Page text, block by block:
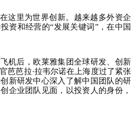
这里为世界创新。越来越多外资企
资和经营的“发展关键词”，在中国
机后，欧莱雅集团全球研发、创新
芭芭拉·拉韦尔诺在上海度过了紧张
新研发中心深入了解中国团队的研
企业团队见面，以投资人的身份，